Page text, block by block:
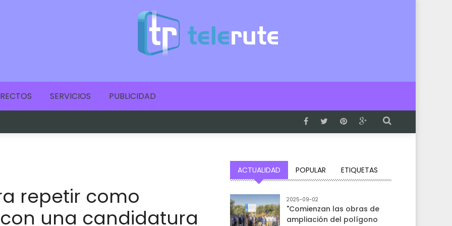
SERVICIOS PUBLICIDAD
repetir como
una candidatura
ACTUALIDAD POPULAR ETIQUETAS
2025-09-02
"Comienzan las obras de
ampliación del polígono